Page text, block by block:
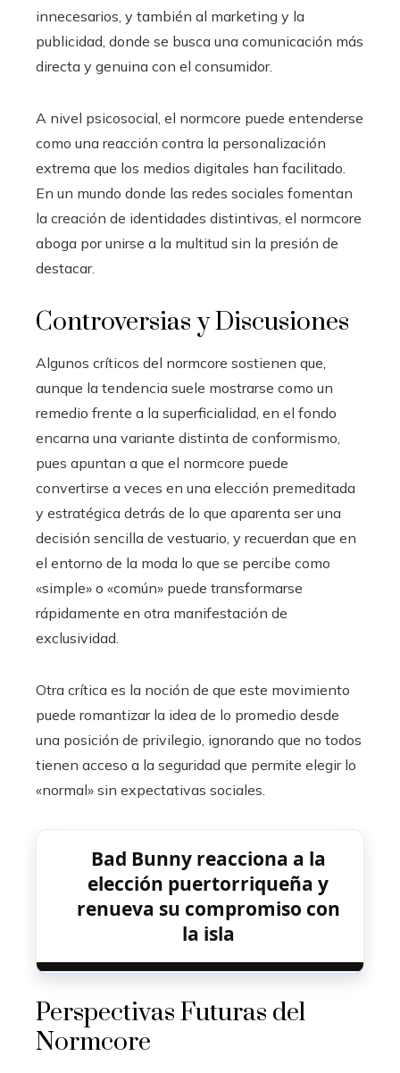
innecesarios, y también al marketing y la
publicidad, donde se busca una comunicación más
directa y genuina con el consumidor.
A nivel psicosocial, el normcore puede entenderse
como una reacción contra la personalización
extrema que los medios digitales han facilitado.
En un mundo donde las redes sociales fomentan
la creación de identidades distintivas, el normcore
aboga por unirse a la multitud sin la presión de
destacar.
Controversias y Discusiones
Algunos críticos del normcore sostienen que,
aunque la tendencia suele mostrarse como un
remedio frente a la superficialidad, en el fondo
encarna una variante distinta de conformismo,
pues apuntan a que el normcore puede
convertirse a veces en una elección premeditada
y estratégica detrás de lo que aparenta ser una
decisión sencilla de vestuario, y recuerdan que en
el entorno de la moda lo que se percibe como
«simple» o «común» puede transformarse
rápidamente en otra manifestación de
exclusividad.
Otra crítica es la noción de que este movimiento
puede romantizar la idea de lo promedio desde
una posición de privilegio, ignorando que no todos
tienen acceso a la seguridad que permite elegir lo
«normal» sin expectativas sociales.
Bad Bunny reacciona a la
elección puertorriqueña y
renueva su compromiso con
la isla
Perspectivas Futuras del
Normcore